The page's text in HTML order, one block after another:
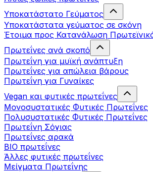
Υποκατάστατο Γεύματος
Υποκατάστατα γεύματος σε σκόνη
Έτοιμα προς Κατανάλωση
Πρωτεΐνες ανά σκοπό
Πρωτεΐνη για μυϊκή ανάπτυξη
Πρωτεΐνες για απώλεια βάρους
Πρωτεΐνη για Γυναίκες
Vegan και φυτικές πρωτεΐνες
Μονοσυστατικές Φυτικές Πρωτεΐνες
Πολυσυστατικές Φυτικές Πρωτεΐνες
Πρωτεΐνη Σόγιας
Πρωτεΐνες αρακά
ΒIO πρωτεΐνες
Άλλες φυτικές πρωτεΐνες
Μείγματα Πρωτεΐνης